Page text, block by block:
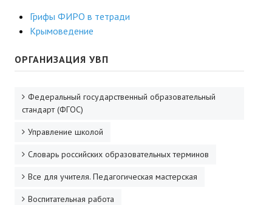
Грифы ФИРО в тетради
Крымоведение
ОРГАНИЗАЦИЯ УВП
Федеральный государственный образовательный
стандарт (ФГОС)
Управление школой
Словарь российских образовательных терминов
Все для учителя. Педагогическая мастерская
Воспитательная работа